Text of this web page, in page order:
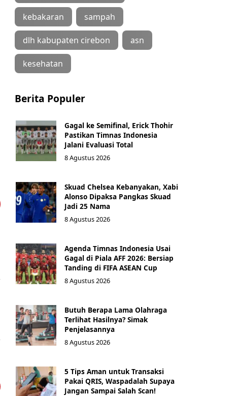
kebakaran sampah
dlh kabupaten cirebon asn
kesehatan
Berita Populer
Gagal ke Semifinal, Erick Thohir
Pastikan Timnas Indonesia
Jalani Evaluasi Total
8 Agustus 2026
Skuad Chelsea Kebanyakan, Xabi
Alonso Dipaksa Pangkas Skuad
Jadi 25 Nama
8 Agustus 2026
Agenda Timnas Indonesia Usai
Gagal di Piala AFF 2026: Bersiap
Tanding di FIFA ASEAN Cup
8 Agustus 2026
Butuh Berapa Lama Olahraga
Terlihat Hasilnya? Simak
Penjelasannya
8 Agustus 2026
5 Tips Aman untuk Transaksi
Pakai QRIS, Waspadalah Supaya
Jangan Sampai Salah Scan!